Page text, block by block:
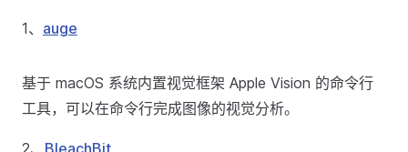
1、 auge
基于 macOS 系统内置视觉框架 Apple Vision 的命令行
工具，可以在命令行完成图像的视觉分析。
2、 BleachBit